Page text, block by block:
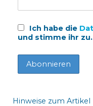
Ich habe die
und stimme ihr zu.
Hinweise zum Artikel